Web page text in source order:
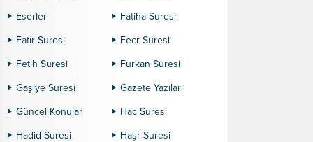
Eserler
Fatiha Suresi
Fatır Suresi
Fecr Suresi
Fetih Suresi
Furkan Suresi
Gaşiye Suresi
Gazete Yazıları
Güncel Konular
Hac Suresi
Hadid Suresi
Haşr Suresi